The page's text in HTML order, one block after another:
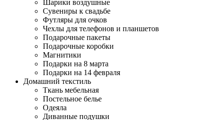
Шарики воздушные
Сувениры к свадьбе
Футляры для очков
Чехлы для телефонов и планшетов
Подарочные пакеты
Подарочные коробки
Магнитики
Подарки на 8 марта
Подарки на 14 февраля
Домашний текстиль
Ткань мебельная
Постельное белье
Одеяла
Диванные подушки